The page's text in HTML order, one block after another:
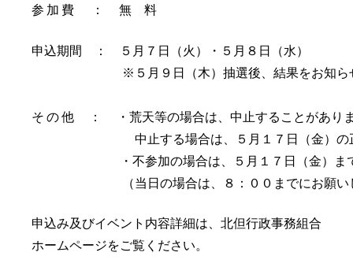
参 加 費 ： 無 料
申込期間 ： ５月７日（火）・５月８日（水）
※５月９日（木）抽選後、結果をお知らせ
そ の 他 ： ・荒天等の場合は、中止することがあり
中止する場合は、５月１７日（金）の正午
・不参加の場合は、５月１７日（金）まで
（当日の場合は、８：００までにお願いし
申込み及びイベント内容詳細は、北但行政事務組合
ホームページをご覧ください。